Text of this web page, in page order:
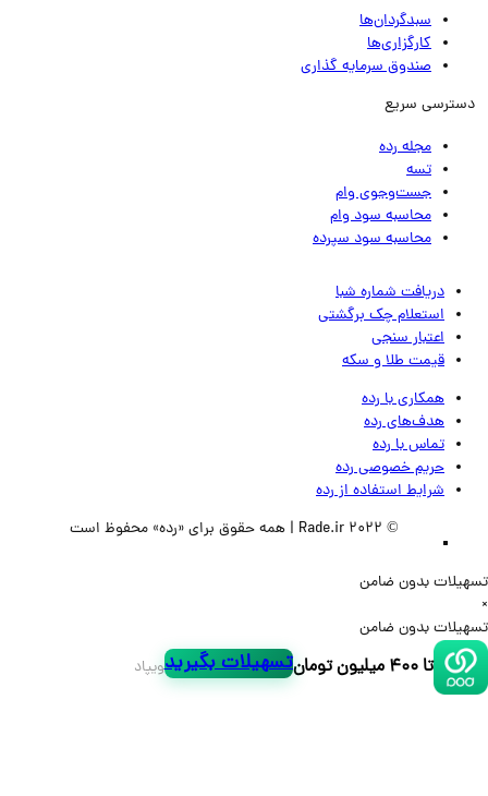
سبدگردان‌ها
کارگزاری‌ها
صندوق سرمایه گذاری
سریع
مجله رده
تسه
جست‌وجوی وام
محاسبه سود وام
محاسبه سود سپرده
دریافت شماره شبا
استعلام چک برگشتی
اعتبار سنجی
قیمت طلا و سکه
همکاری با رده
هدف‌های رده
تماس‌ با‌ رده
حریم خصوصی رده
شرایط استفاده از رده
بدون ضامن
بدون ضامن
تا ۴۰۰ میلیون تومان تسهیلات بگیریدویپاد